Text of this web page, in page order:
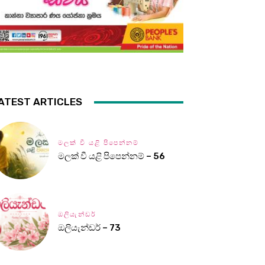
ARTICLES
මලක් වී යළි පිපෙන්නම්
මලක් වී යළි පිපෙන්නම් – 56
ඔලියැන්ඩර්
ඔලියැන්ඩර් – 73